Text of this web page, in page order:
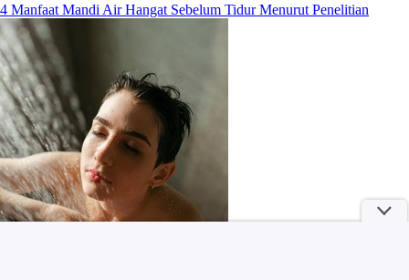
4 Manfaat Mandi Air Hangat Sebelum Tidur Menurut Penelitian